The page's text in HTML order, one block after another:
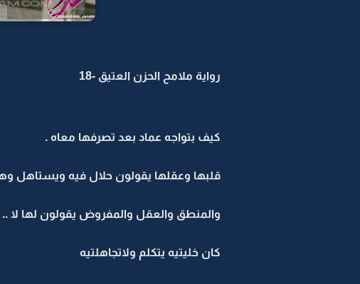
رواية ملامح الحزن العتيق -18
كيف بتواجه عماد بعد تصرفها معاه .
قلبها وعقلها يقولون حلال فيه ويستاهل
والمنطق والعقل والمفروض يقولون لها لا ..
كان خليتيه يتكلم ولاتجاهلتيه